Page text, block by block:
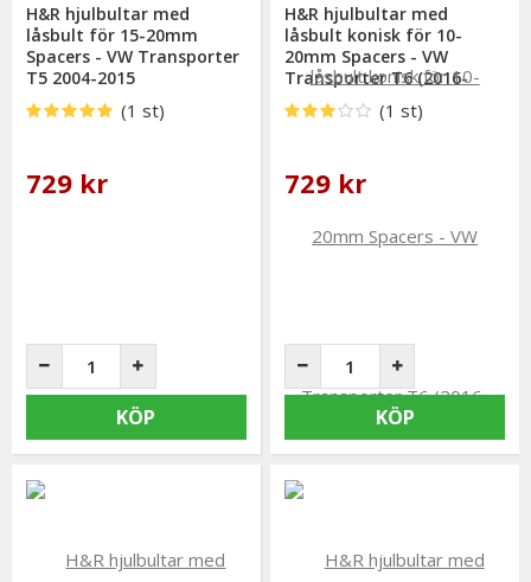
H&R hjulbultar med
låsbult för 15-20mm
Spacers - VW Transporter
T5 2004-2015
(1 st)
729 kr
KÖP
H&R hjulbultar med
låsbult konisk för 10-
20mm Spacers - VW
Transporter T6 (2016-
2024)
(1 st)
729 kr
KÖP